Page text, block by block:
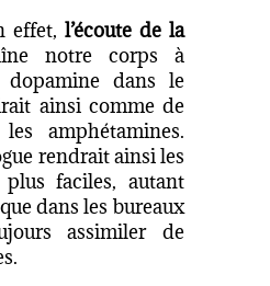
l’écoute de la
notre corps à
dans le
ainsi comme de
amphétamines.
rendrait ainsi les
plus faciles, autant
dans les bureaux
assimiler de